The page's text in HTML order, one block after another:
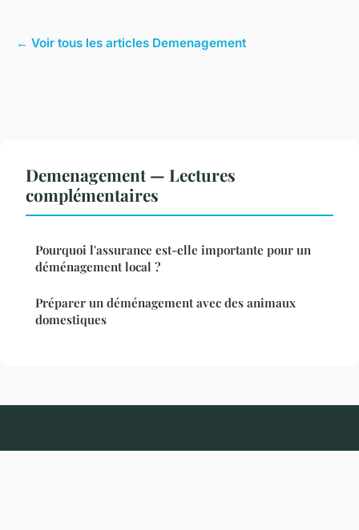
← Voir tous les articles Demenagement
Demenagement — Lectures
complémentaires
Pourquoi l'assurance est-elle importante pour un
déménagement local ?
Préparer un déménagement avec des animaux
domestiques
Renovationetdeco